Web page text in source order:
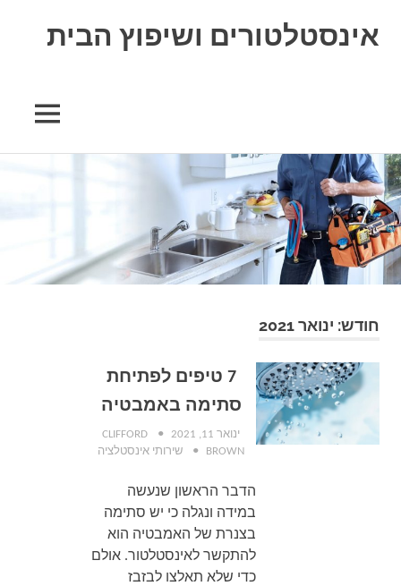
אינסטלטורים ושיפוץ הבית
חודש: ינואר 2021
7 טיפים לפתיחת
סתימה באמבטיה
ינואר 11, 2021
CLIFFORD
BROWN
שירותי אינסטלציה
הדבר הראשון שנעשה
במידה ונגלה כי יש סתימה
בצנרת של האמבטיה הוא
להתקשר לאינסטלטור. אולם
כדי שלא תאלצו לבזבז